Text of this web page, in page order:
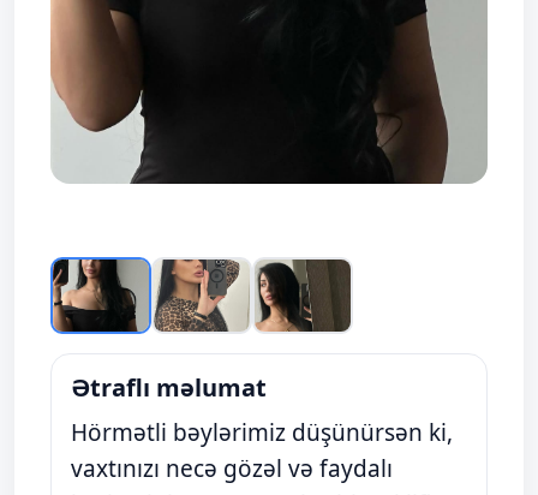
Ətraflı məlumat
Hörmətli bəylərimiz düşünürsən ki,
vaxtınızı necə gözəl və faydalı